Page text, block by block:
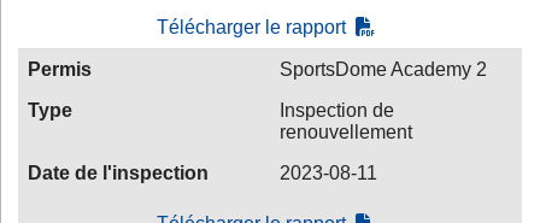
Télécharger le rapport
Permis
SportsDome Academy 2
Type
Inspection de
renouvellement
Date de l'inspection
2023-08-11